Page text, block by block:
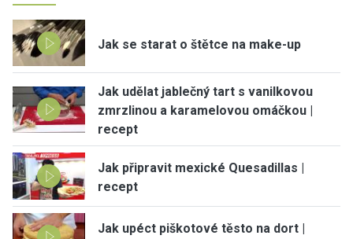
Jak se starat o štětce na make-up
Jak udělat jablečný tart s vanilkovou
zmrzlinou a karamelovou omáčkou |
recept
Jak připravit mexické Quesadillas |
recept
Jak upéct piškotové těsto na dort |